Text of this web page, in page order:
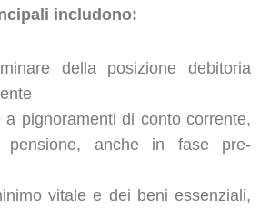
includono:
della posizione debitoria
a pignoramenti di conto corrente,
pensione, anche in fase pre-
vitale e dei beni essenziali,